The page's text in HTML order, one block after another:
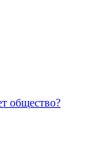
общество?